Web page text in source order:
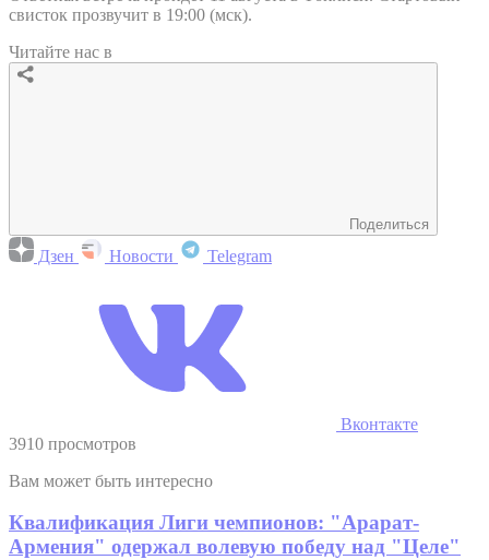
свисток прозвучит в 19:00 (мск).
Читайте нас в
Поделиться
Дзен Новости Telegram
Вконтакте
3910 просмотров
Вам может быть интересно
Квалификация Лиги чемпионов: "Арарат-
Армения" одержал волевую победу над "Целе"